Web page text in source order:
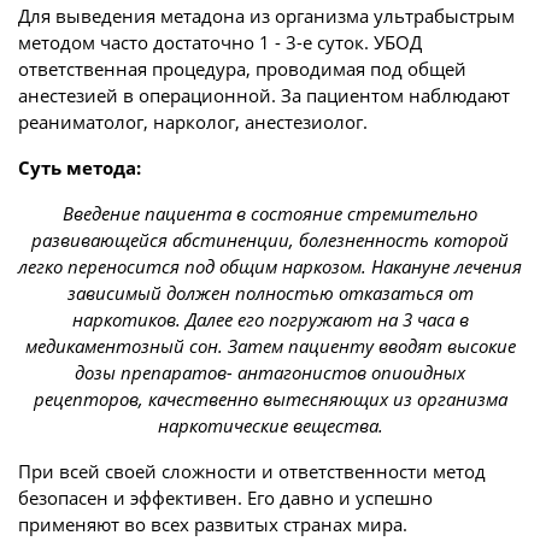
Для выведения метадона из организма ультрабыстрым
методом часто достаточно 1 - 3-е суток. УБОД
ответственная процедура, проводимая под общей
анестезией в операционной. За пациентом наблюдают
реаниматолог, нарколог, анестезиолог.
Суть метода:
Введение пациента в состояние стремительно
развивающейся абстиненции, болезненность которой
легко переносится под общим наркозом. Накануне лечения
зависимый должен полностью отказаться от
наркотиков. Далее его погружают на 3 часа в
медикаментозный сон. Затем пациенту вводят высокие
дозы препаратов- антагонистов опиоидных
рецепторов, качественно вытесняющих из организма
наркотические вещества.
При всей своей сложности и ответственности метод
безопасен и эффективен. Его давно и успешно
применяют во всех развитых странах мира.